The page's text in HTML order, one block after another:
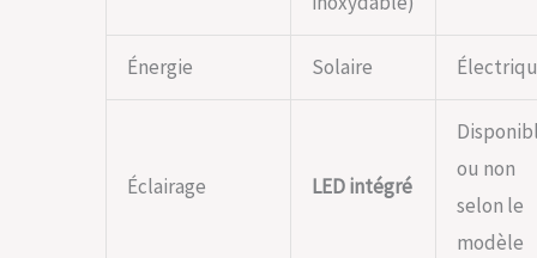
Énergie Solaire
Éclairage LED intégré
ou non
selon le
modèle